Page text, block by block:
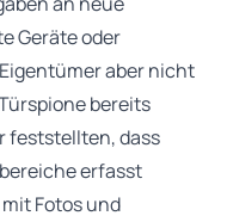
Geräte oder
aber nicht
bereits
feststellten, dass
erfasst
Fotos und